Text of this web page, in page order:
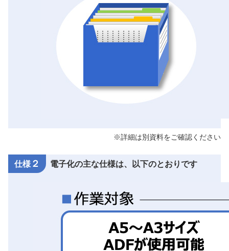
※詳細は別資料をご確認ください
仕様 ２ 電子化の主な仕様は、以下のとおりです